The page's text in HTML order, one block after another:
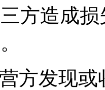
方造成
方发现